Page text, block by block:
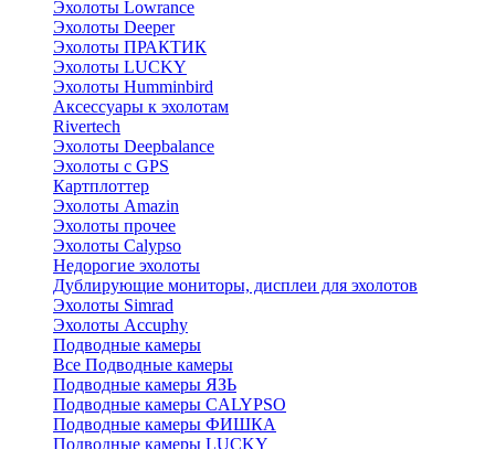
Эхолоты Lowrance
Эхолоты Deeper
Эхолоты ПРАКТИК
Эхолоты LUCKY
Эхолоты Humminbird
Аксессуары к эхолотам
Rivertech
Эхолоты Deepbalance
Эхолоты с GPS
Картплоттер
Эхолоты Amazin
Эхолоты прочее
Эхолоты Calypso
Недорогие эхолоты
Дублирующие мониторы, дисплеи для эхолотов
Эхолоты Simrad
Эхолоты Accuphy
Подводные камеры
Все Подводные камеры
Подводные камеры ЯЗЬ
Подводные камеры CALYPSO
Подводные камеры ФИШКА
Подводные камеры LUCKY